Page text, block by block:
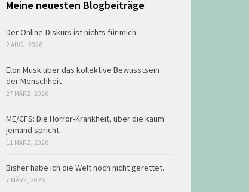
Meine neuesten Blogbeiträge
Der Online-Diskurs ist nichts für mich.
2 AUG., 2026
Elon Musk über das kollektive Bewusstsein
der Menschheit
27 MÄRZ, 2026
ME/CFS: Die Horror-Krankheit, über die kaum
jemand spricht.
11 MÄRZ, 2026
Bisher habe ich die Welt noch nicht gerettet.
7 MÄRZ, 2026